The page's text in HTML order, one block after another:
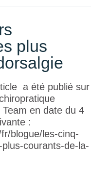
plus
a été publié sur
en date du 4
:
blogue/les-cinq-
courants-de-la-